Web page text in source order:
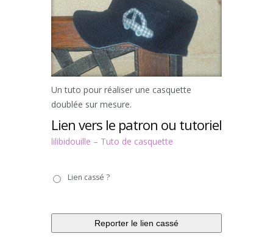
Un tuto pour réaliser une casquette
doublée sur mesure.
Lien vers le patron ou tutoriel
lilibidouille – Tuto de casquette
casséLien cassé ?